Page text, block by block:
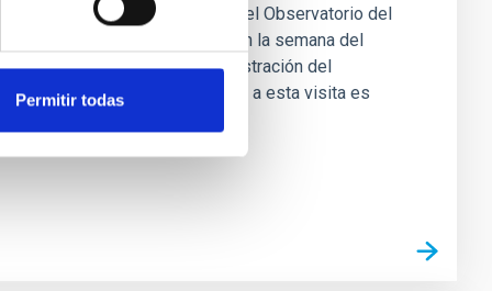
Permitir todas
a visitar las instalaciones del Observatorio del
21 de junio, coincidiendo con la semana del
por la propia Administración del
(UC3) del IAC. Para acceder a esta visita es